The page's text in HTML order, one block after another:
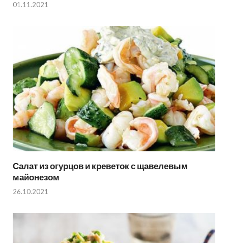
01.11.2021
Салат из огурцов и креветок с щавелевым
майонезом
26.10.2021